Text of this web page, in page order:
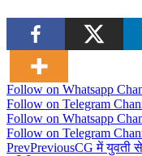
Follow on Whatsapp
Follow on Telegram
Follow on Whatsapp
Follow on Telegram
PrevPreviousCG में युवती